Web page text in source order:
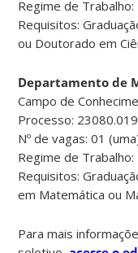
Regime de
Requisitos:
ou Doutorado em
Departamento de
Campo de
Processo:
Nº de vagas: 01
Regime de
Requisitos:
em Matemática ou
Para mais